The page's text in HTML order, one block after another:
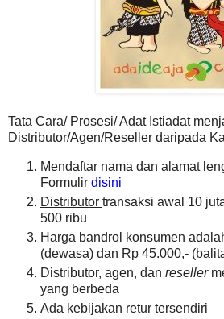
Tata Cara/ Prosesi/ Adat Istiadat
Distributor/Agen/Reseller daripada
Mendaftar nama dan alamat
Formulir disini
Distributor transaksi awal 10
500 ribu
Harga bandrol konsumen
(dewasa) dan Rp 45.000,-
Distributor, agen, dan reseller
yang berbeda
Ada kebijakan retur tersendiri